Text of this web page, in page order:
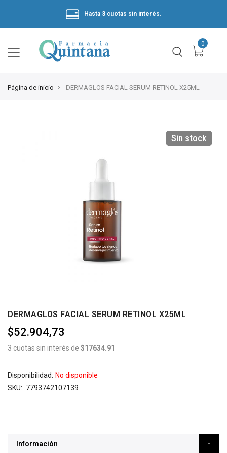
Hasta 3 cuotas sin interés.
Página de inicio DERMAGLOS FACIAL SERUM RETINOL X25ML
Sin stock
Sin stock
DERMAGLOS FACIAL SERUM RETINOL X25ML
$52.904,73
3 cuotas sin interés de $17634.91
Disponibilidad: No disponible
SKU
7793742107139
Información